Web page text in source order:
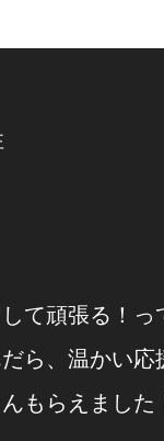
て頑張る！っ
ら、温かい応
もらえました